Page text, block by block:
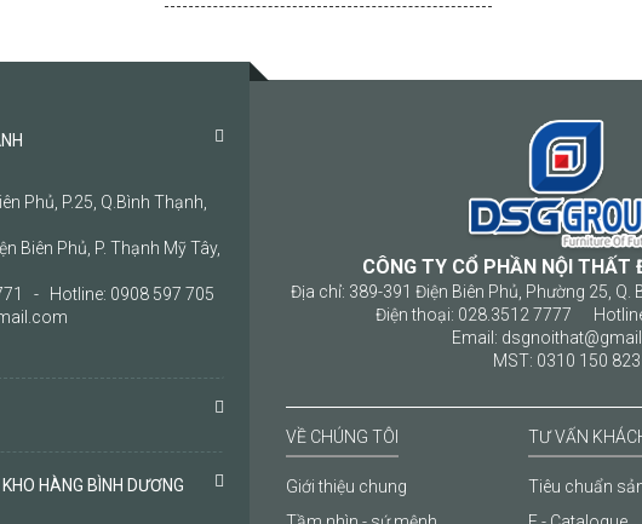
Phủ, P.25, Q.Bình Thạnh,
Biên Phủ, P. Thạnh Mỹ Tây,
- Hotline: 0908 597 705
HÀNG BÌNH DƯƠNG
CÔNG TY CỔ PHẦN NỘI THẤT
Địa chỉ: 389-391 Điện Biên Phủ, Phường 25, Q.
Điện thoại: 028.3512 7777
Email:
MST: 0310 150 823
VỀ CHÚNG TÔI
Giới thiệu chung
TƯ VẤN
Tiêu chuẩn